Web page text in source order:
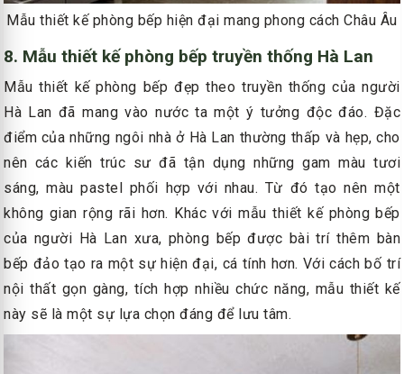
Mẫu thiết kế phòng bếp hiện đại mang phong cách Châu Âu
8. Mẫu thiết kế phòng bếp truyền thống Hà Lan
Mẫu thiết kế phòng bếp đẹp theo truyền thống của người
Hà Lan đã mang vào nước ta một ý tưởng độc đáo. Đặc
điểm của những ngôi nhà ở Hà Lan thường thấp và hẹp, cho
nên các kiến trúc sư đã tận dụng những gam màu tươi
sáng, màu pastel phối hợp với nhau. Từ đó tạo nên một
không gian rộng rãi hơn. Khác với mẫu thiết kế phòng bếp
của người Hà Lan xưa, phòng bếp được bài trí thêm bàn
bếp đảo tạo ra một sự hiện đại, cá tính hơn. Với cách bố trí
nội thất gọn gàng, tích hợp nhiều chức năng, mẫu thiết kế
này sẽ là một sự lựa chọn đáng để lưu tâm.